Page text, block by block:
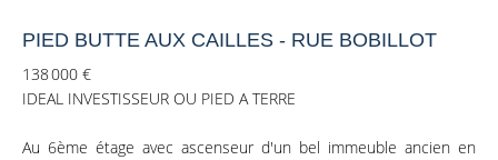
PIED BUTTE AUX CAILLES - RUE BOBILLOT
138 000 €
IDEAL INVESTISSEUR OU PIED A TERRE
Au 6ème étage avec ascenseur d'un bel immeuble ancien en